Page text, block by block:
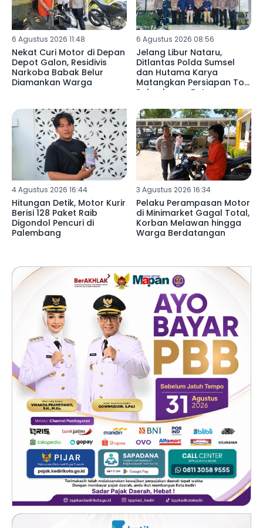
6 Agustus 2026 11:48
Nekat Curi Motor di Depan
Depot Galon, Residivis
Narkoba Babak Belur
Diamankan Warga
6 Agustus 2026 08:56
Jelang Libur Nataru,
Ditlantas Polda Sumsel
dan Hutama Karya
Matangkan Persiapan Tol
Palembang–Betung
4 Agustus 2026 16:44
Hitungan Detik, Motor Kurir
Berisi 128 Paket Raib
Digondol Pencuri di
Palembang
3 Agustus 2026 16:34
Pelaku Perampasan Motor
di Minimarket Gagal Total,
Korban Melawan hingga
Warga Berdatangan